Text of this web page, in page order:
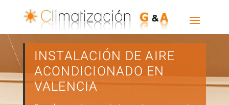
INSTALACIÓN DE AIRE
ACONDICIONADO EN
VALENCIA